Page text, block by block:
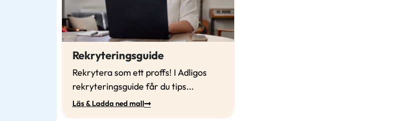
Rekryteringsguide
Rekrytera som ett proffs! I Adligos
rekryteringsguide får du tips...
Läs & Ladda ned mall